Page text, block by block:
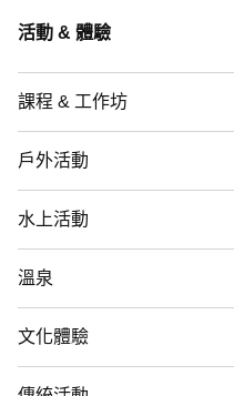
活動 & 體驗
課程 & 工作坊
戶外活動
水上活動
溫泉
文化體驗